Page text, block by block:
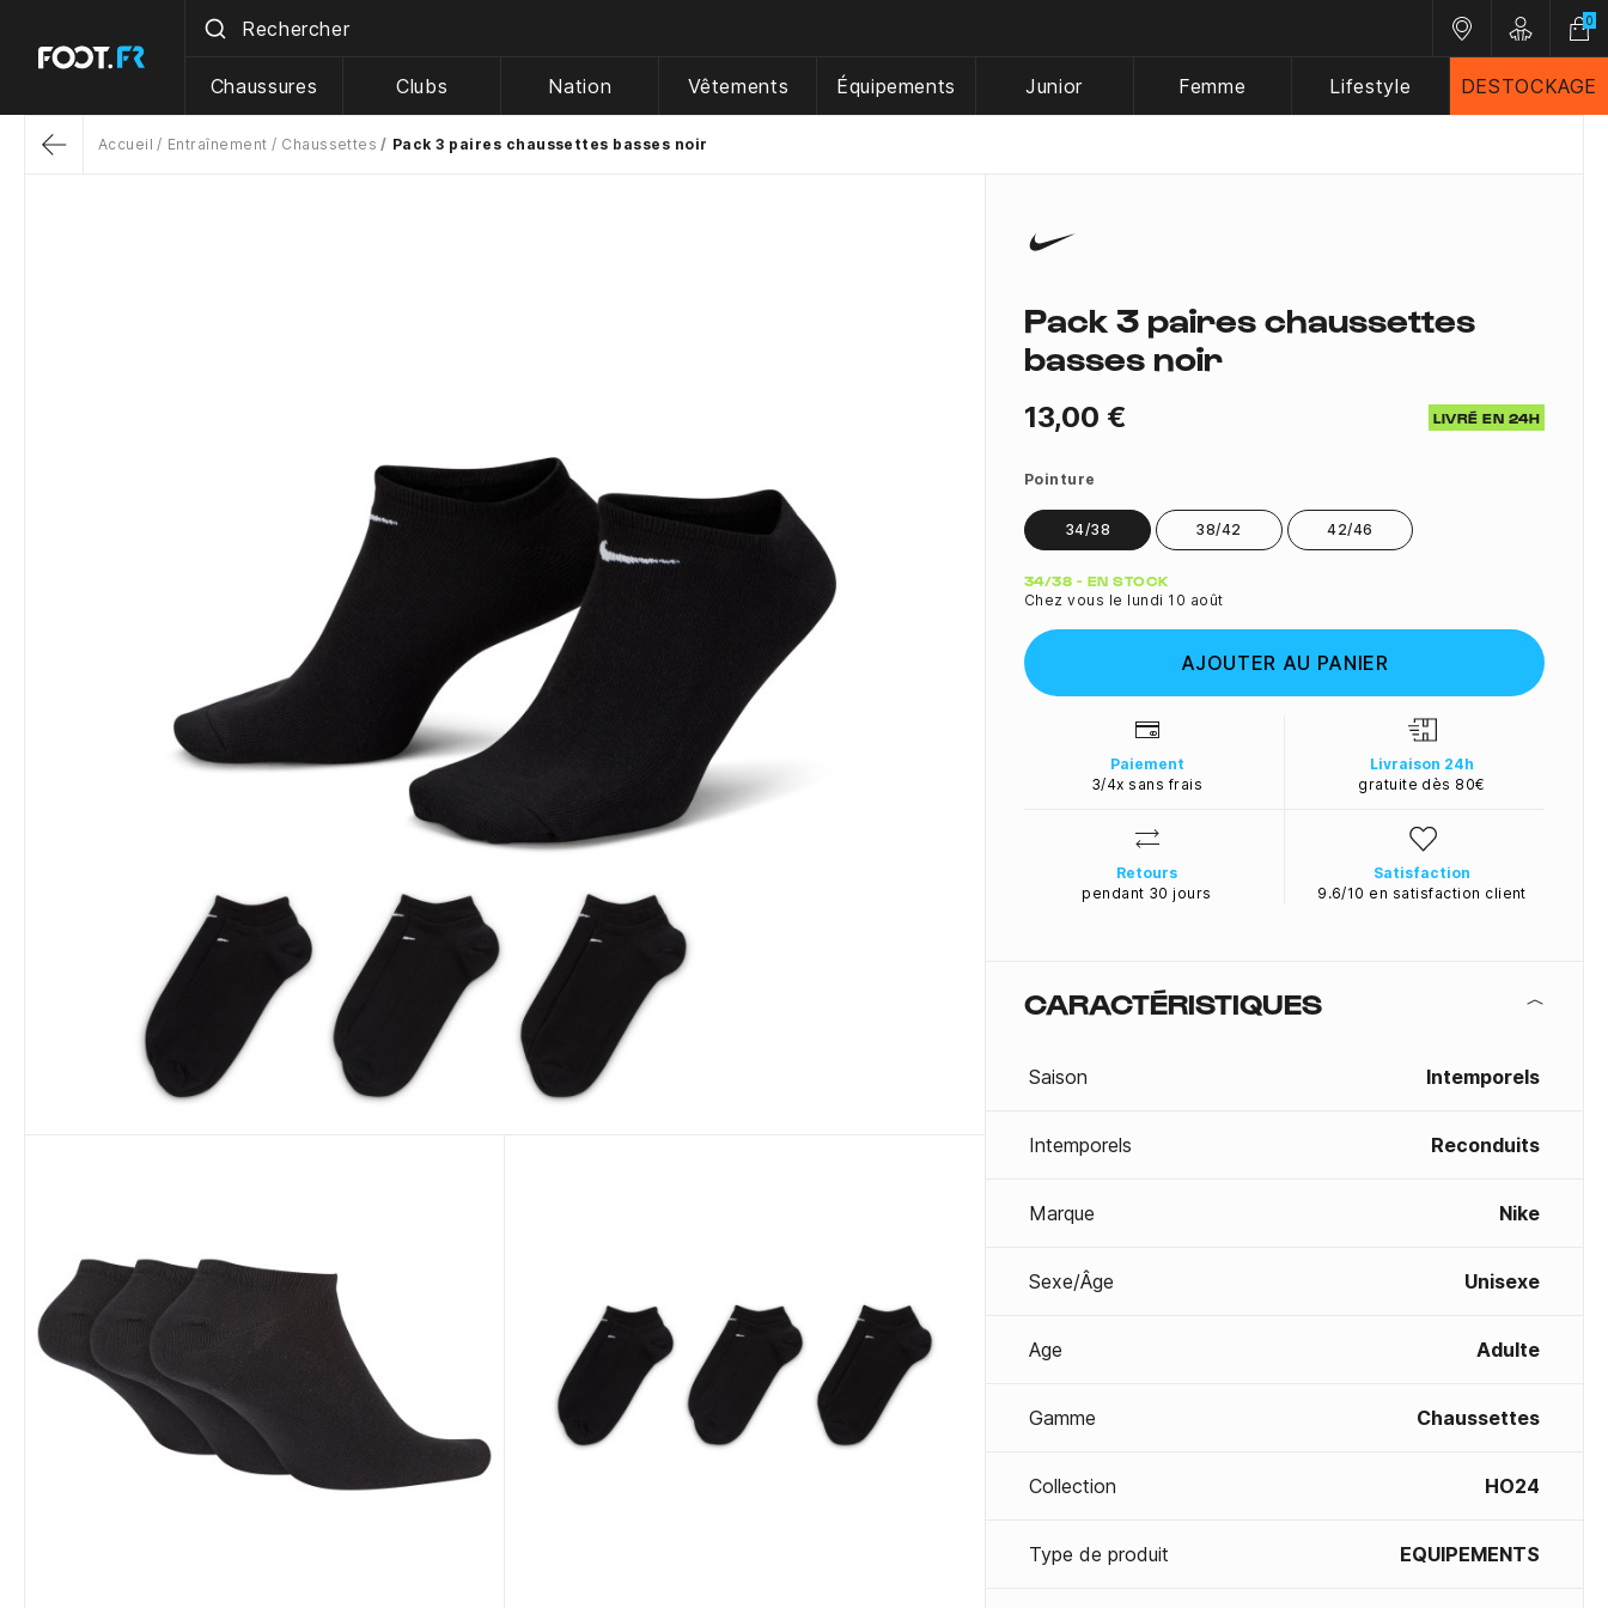
Nos magasins
Customer
0
Chaussures Clubs Nation Vêtements Équipements Junior Femme Lifestyle DESTOCKAGE
Accueil Entraînement Chaussettes Pack 3 paires chaussettes basses noir
Pack 3 paires chaussettes
basses noir
13,00 € LIVRÉ EN 24H
Pointure
34/38 38/42 42/46
Quantité
34/38 - EN STOCK
Chez vous le lundi 10 août
AJOUTER AU PANIER
Paiement
3/4x sans frais
Livraison 24h
gratuite dès 80€
Retours
pendant 30 jours
Satisfaction
9.6/10 en satisfaction client
CARACTÉRISTIQUES
Saison Intemporels
Intemporels Reconduits
Marque Nike
Sexe/Âge Unisexe
Age Adulte
Gamme Chaussettes
Collection HO24
Type de produit EQUIPEMENTS